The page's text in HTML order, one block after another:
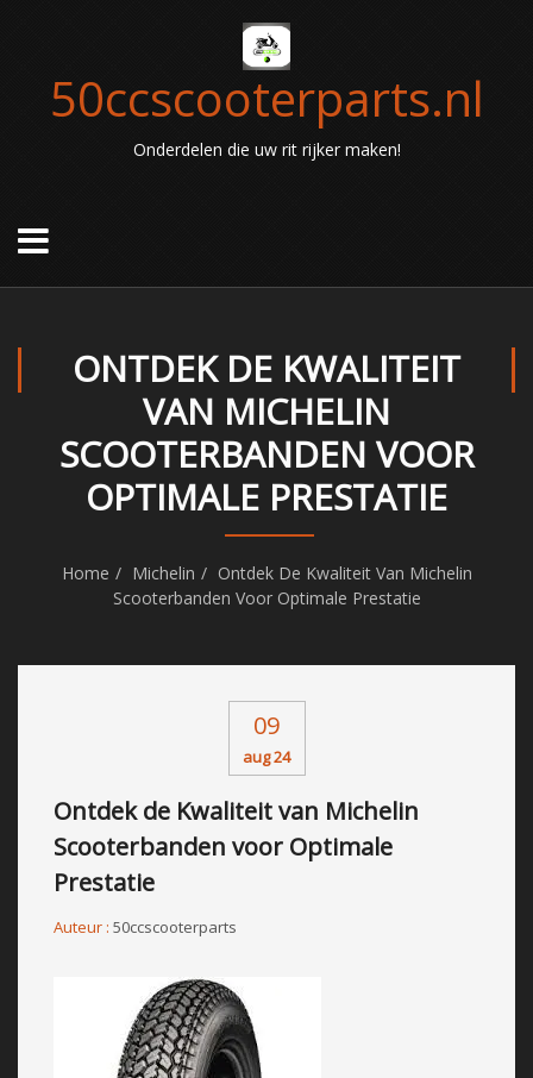
50ccscooterparts.nl
Onderdelen die uw rit rijker maken!
ONTDEK DE KWALITEIT
VAN MICHELIN
SCOOTERBANDEN VOOR
OPTIMALE PRESTATIE
Home Michelin
Ontdek De Kwaliteit Van Michelin
Scooterbanden Voor Optimale Prestatie
09
aug 24
Ontdek de Kwaliteit van Michelin
Scooterbanden voor Optimale
Prestatie
Auteur : 50ccscooterparts